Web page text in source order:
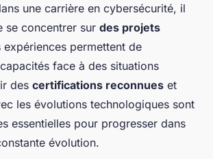
une carrière en cybersécurité, il
se concentrer sur des projets
expériences permettent de
face à des situations
des certifications reconnues et
les évolutions technologiques sont
essentielles pour progresser dans
évolution.